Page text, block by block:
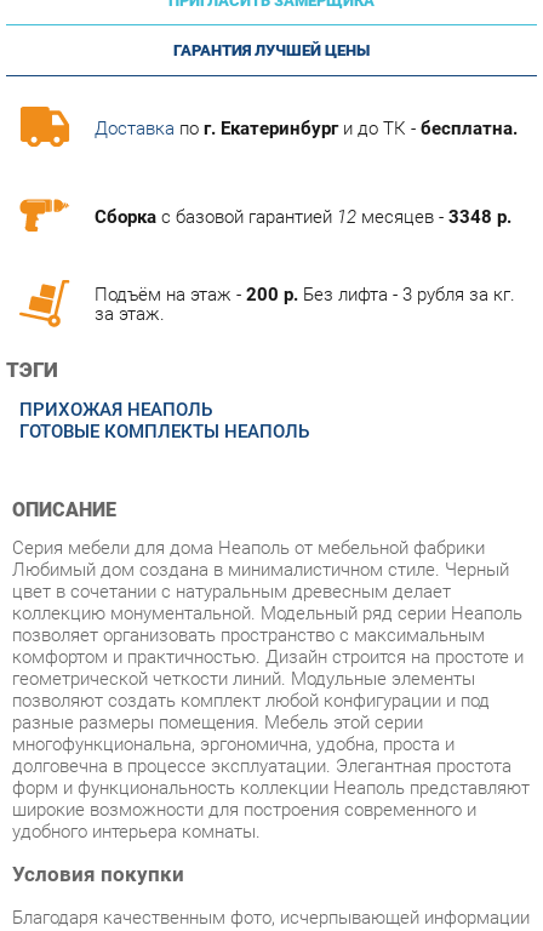
Доставкапог. Екатеринбурги до ТК -бесплатна.
Подъём на этаж - 200 р.
ТЭГИ
ГОТОВЫЕ КОМПЛЕКТЫ НЕАПОЛЬ
ОПИСАНИЕ
Любимый дом создана в минималистичном стиле. Черный
цвет в сочетании с натуральным древесным делает
коллекцию монументальной. Модельный ряд серии Неаполь
позволяет организовать пространство с максимальным
комфортом и практичностью. Дизайн строится на простоте и
геометрической четкости линий. Модульные элементы
позволяют создать комплект любой конфигурации и под
разные размеры помещения. Мебель этой серии
многофункциональна, эргономична, удобна, проста и
долговечна в процессе эксплуатации. Элегантная простота
форм и функциональность коллекции Неаполь представляют
широкие возможности для построения современного и
удобного интерьера комнаты.
Условия покупки
Благодаря качественным фото, исчерпывающей информации
покупателей маркетплэйса «Корпусная мебель
Неаполь 2 Черный Дуб Золотой» категории Готовые